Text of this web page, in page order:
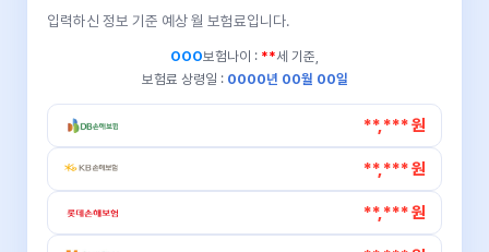
입력하신 정보 기준 예상 월 보험료입니다.
OOO보험나이 : **세 기준,
보험료 상령일 : 0000년 00월 00일
**,*** 원
**,*** 원
**,*** 원